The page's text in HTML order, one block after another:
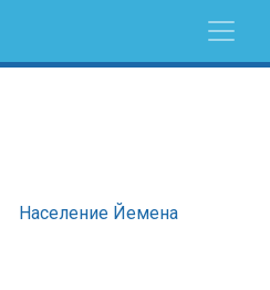
Население Йемена